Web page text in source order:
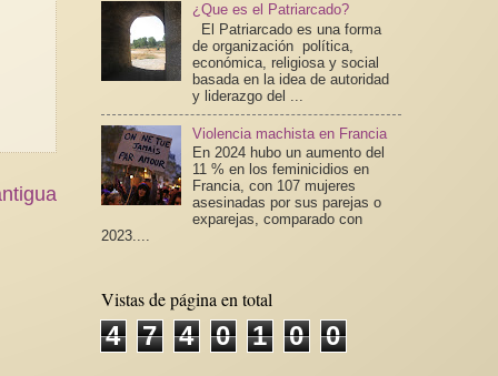
¿Que es el Patriarcado?
El Patriarcado es una forma
de organización política,
económica, religiosa y social
basada en la idea de autoridad
y liderazgo del ...
Violencia machista en Francia
En 2024 hubo un aumento del
11 % en los feminicidios en
Francia, con 107 mujeres
asesinadas por sus parejas o
exparejas, comparado con
2023....
Vistas de página en total
4 7 4 0 1 0 0